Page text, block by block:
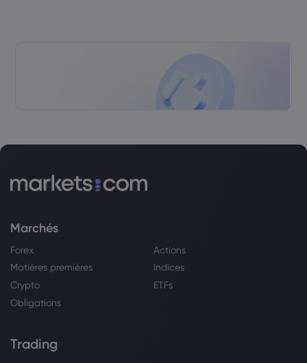
Marchés
Forex
Actions
Matières premières
Indices
Crypto
ETFs
Obligations
Trading